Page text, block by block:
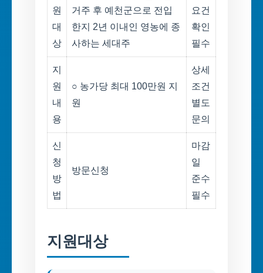
원
대
상
거주 후 예천군으로 전입
한지 2년 이내인 영농에 종
사하는 세대주
요건
확인
필수
지
원
내
용
○ 농가당 최대 100만원 지
원
상세
조건
별도
문의
신
청
방
법
방문신청
마감
일
준수
필수
지원대상